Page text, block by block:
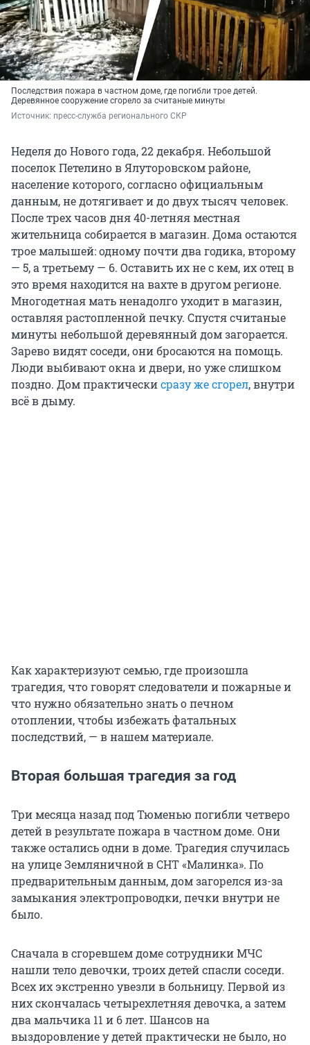
Последствия пожара в частном доме, где погибли трое детей.
Деревянное сооружение сгорело за считаные минуты
Источник: пресс-служба регионального СКР
Неделя до Нового года, 22 декабря. Небольшой
поселок Петелино в Ялуторовском районе,
население которого, согласно официальным
данным, не дотягивает и до двух тысяч человек.
После трех часов дня 40-летняя местная
жительница собирается в магазин. Дома остаются
трое малышей: одному почти два годика, второму
— 5, а третьему — 6. Оставить их не с кем, их отец в
это время находится на вахте в другом регионе.
Многодетная мать ненадолго уходит в магазин,
оставляя растопленной печку. Спустя считаные
минуты небольшой деревянный дом загорается.
Зарево видят соседи, они бросаются на помощь.
Люди выбивают окна и двери, но уже слишком
поздно. Дом практическисразу же сгорел, внутри
всё в дыму.
Как характеризуют семью, где произошла
трагедия, что говорят следователи и пожарные и
что нужно обязательно знать о печном
отоплении, чтобы избежать фатальных
последствий, — в нашем материале.
Вторая большая трагедия за год
Три месяца назад под Тюменью погибли четверо
детей в результате пожара в частном доме. Они
также остались одни в доме. Трагедия случилась
на улице Земляничной в СНТ «Малинка». По
предварительным данным, дом загорелся из-за
замыкания электропроводки, печки внутри не
было.
Сначала в сгоревшем доме сотрудники МЧС
нашли тело девочки, троих детей спасли соседи.
Всех их экстренно увезли в больницу. Первой из
них скончалась четырехлетняя девочка, а затем
два мальчика 11 и 6 лет. Шансов на
выздоровление у детей практически не было, но